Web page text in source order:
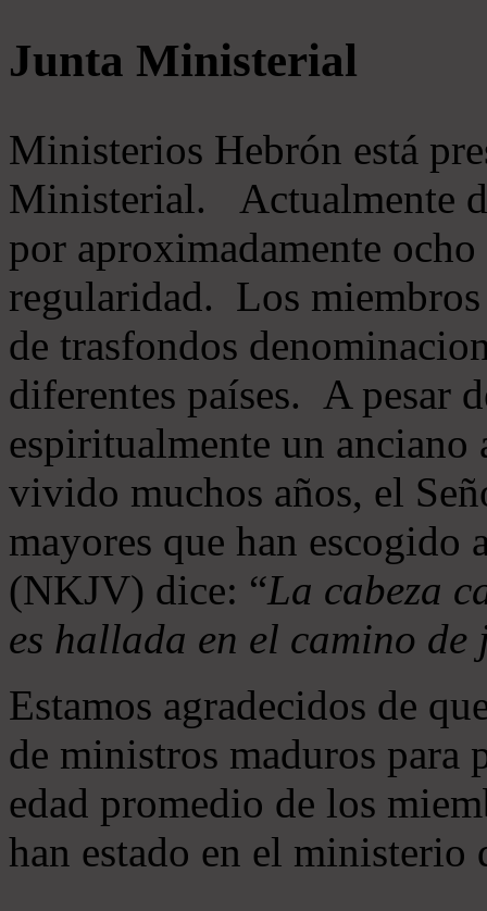
Junta Ministerial
Ministerios Hebrón está
Ministerial. Actualmente
por aproximadamente
regularidad. Los
de trasfondos
diferentes países. A pesar
espiritualmente un
vivido muchos años, el
mayores que han
(NKJV) dice: “La cabeza
es hallada en el camino de
Estamos agradecidos de
de ministros maduros
edad promedio de los
han estado en el ministerio